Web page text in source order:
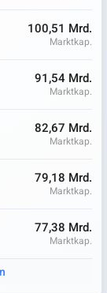
100,51 Mrd.
Marktkap.
91,54 Mrd.
Marktkap.
82,67 Mrd.
Marktkap.
79,18 Mrd.
Marktkap.
77,38 Mrd.
Marktkap.